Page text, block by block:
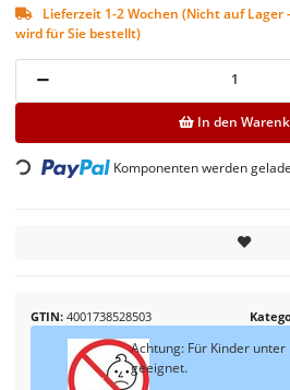
GTIN 4001738528503
Achtung: Für Kinder unter
geeignet.
In den
Loading... Komponenten werden
Lieferzeit 1-2 Wochen (Nicht auf
wird für Sie bestellt)